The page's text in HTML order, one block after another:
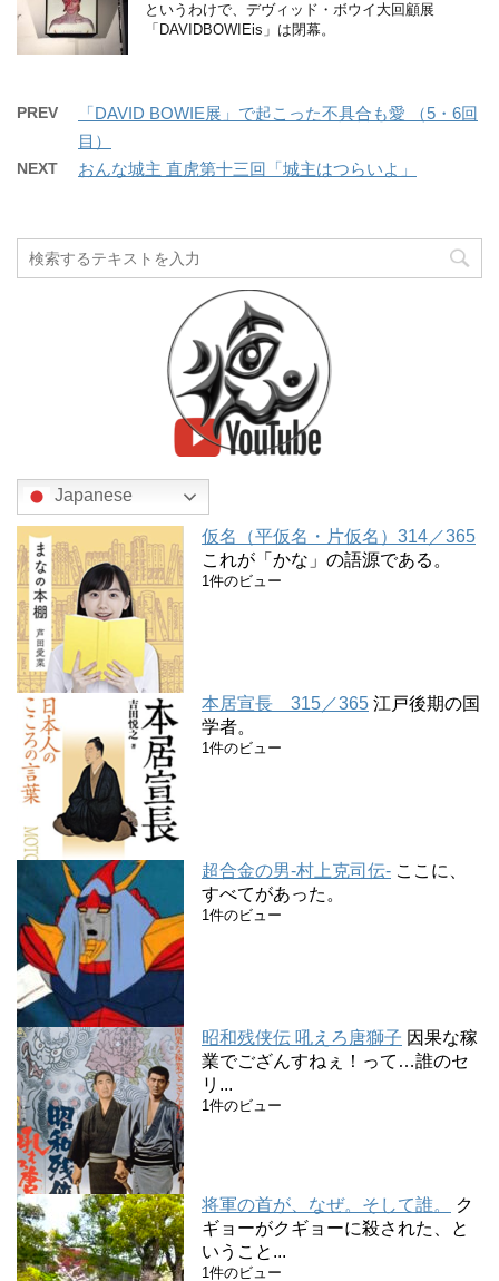
というわけで、デヴィッド・ボウイ大回顧展
「DAVIDBOWIEis」は閉幕。
PREV
「DAVID BOWIE展」で起こった不具合も愛 （5・6回
目）
NEXT おんな城主 直虎第十三回「城主はつらいよ」
Japanese
仮名（平仮名・片仮名）314／365
これが「かな」の語源である。
1件のビュー
本居宣長 315／365 江戸後期の国
学者。
1件のビュー
超合金の男-村上克司伝- ここに、
すべてがあった。
1件のビュー
昭和残侠伝 吼えろ唐獅子 因果な稼
業でござんすねぇ！って…誰のセ
リ...
1件のビュー
将軍の首が、なぜ。そして誰。
ク
ギョーがクギョーに殺された、と
いうこと...
1件のビュー